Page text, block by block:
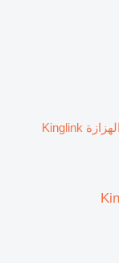
جديد آلة الغربلة الهزازة Kinglink